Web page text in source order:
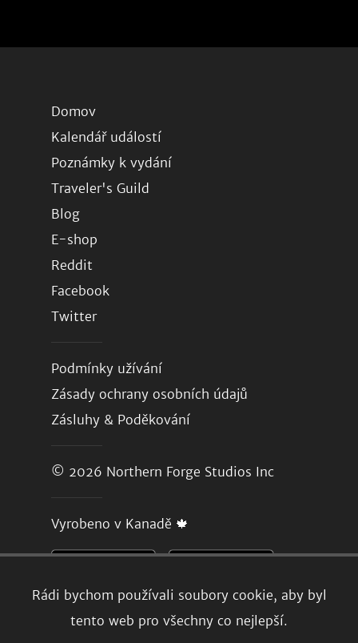
Rádi bychom používali soubory cookie, aby byl
tento web pro všechny co nejlepší.
Domov
Kalendář událostí
Poznámky k vydání
Traveler's Guild
Blog
E-shop
Reddit
Facebook
Twitter
Podmínky užívání
Zásady ochrany osobních údajů
Zásluhy & Poděkování
© 2026 Northern Forge Studios Inc
Vyrobeno v Kanadě 🍁